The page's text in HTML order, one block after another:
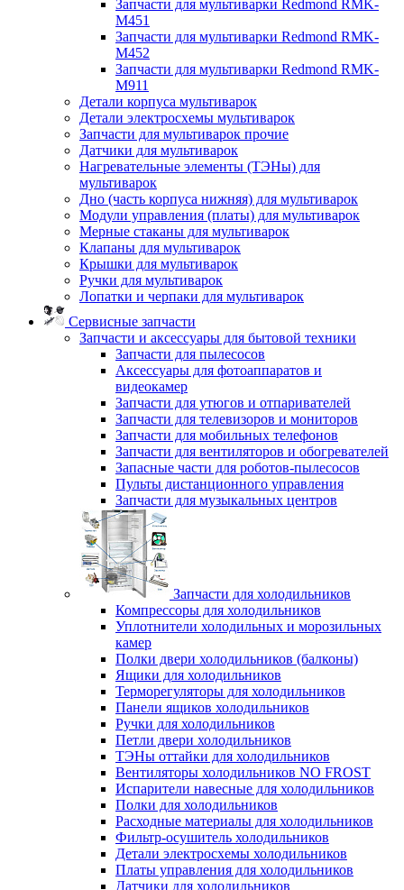
Запчасти для мультиварки Redmond RMK-
M451
Запчасти для мультиварки Redmond RMK-
M452
Запчасти для мультиварки Redmond RMK-
M911
Детали корпуса мультиварок
Детали электросхемы мультиварок
Запчасти для мультиварок прочие
Датчики для мультиварок
Нагревательные элементы (ТЭНы) для
мультиварок
Дно (часть корпуса нижняя) для мультиварок
Модули управления (платы) для мультиварок
Мерные стаканы для мультиварок
Клапаны для мультиварок
Крышки для мультиварок
Ручки для мультиварок
Лопатки и черпаки для мультиварок
Сервисные запчасти
Запчасти и аксессуары для бытовой техники
Запчасти для пылесосов
Аксессуары для фотоаппаратов и
видеокамер
Запчасти для утюгов и отпаривателей
Запчасти для телевизоров и мониторов
Запчасти для мобильных телефонов
Запчасти для вентиляторов и обогревателей
Запасные части для роботов-пылесосов
Пульты дистанционного управления
Запчасти для музыкальных центров
Запчасти для холодильников
Компрессоры для холодильников
Уплотнители холодильных и морозильных
камер
Полки двери холодильников (балконы)
Ящики для холодильников
Терморегуляторы для холодильников
Панели ящиков холодильников
Ручки для холодильников
Петли двери холодильников
ТЭНы оттайки для холодильников
Вентиляторы холодильников NO FROST
Испарители навесные для холодильников
Полки для холодильников
Расходные материалы для холодильников
Фильтр-осушитель холодильников
Детали электросхемы холодильников
Платы управления для холодильников
Датчики для холодильников